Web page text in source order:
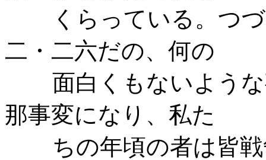
くらっている。つ
二・二六だの、何の
面白くもないよう
那事変になり、私た
ちの年頃の者は皆